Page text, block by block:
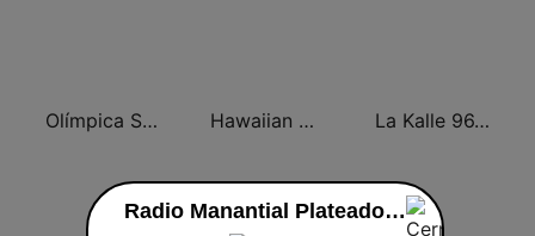
Olímpica Stereo - Medellín 104.9 FM Hawaiian Music Live La Kalle 96.9 FM
Radio Manantial Plateado Cauca en vivo